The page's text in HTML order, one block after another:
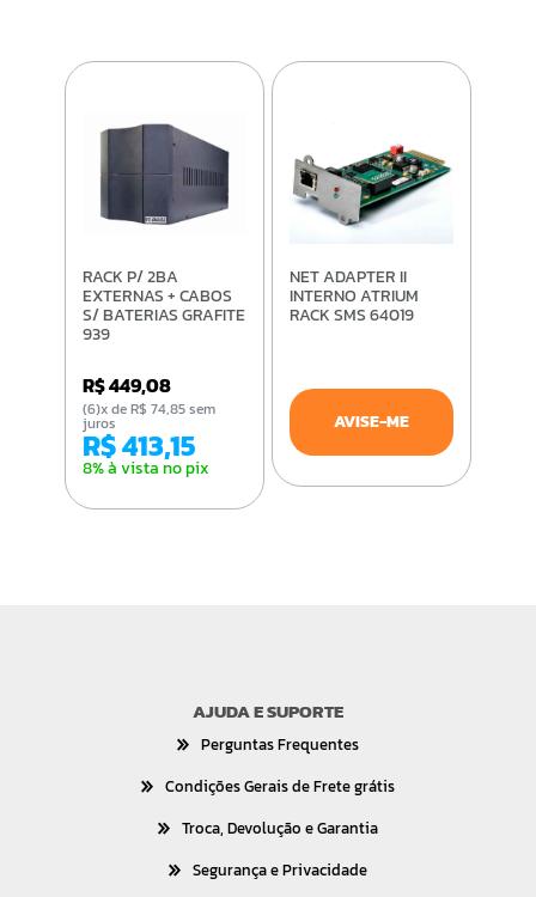
RACK P/ 2BA
EXTERNAS + CABOS
S/ BATERIAS GRAFITE
939
R$ 449,08
R$ 413,15
8% à vista no pix
(6)x de R$ 74,85 sem
juros
NET ADAPTER II
INTERNO ATRIUM
RACK SMS 64019
AVISE-ME
AJUDA E SUPORTE
Perguntas Frequentes
Condições Gerais de Frete grátis
Troca, Devolução e Garantia
Segurança e Privacidade